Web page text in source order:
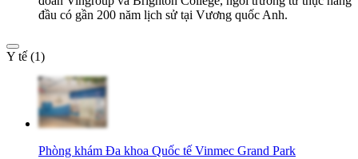
đầu có gần 200 năm lịch sử tại Vương quốc Anh.
Y tế (1)
Phòng khám Đa khoa Quốc tế Vinmec Grand Park